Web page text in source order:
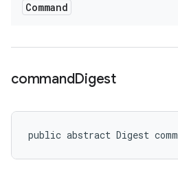
Command
commandDigest
public abstract Digest